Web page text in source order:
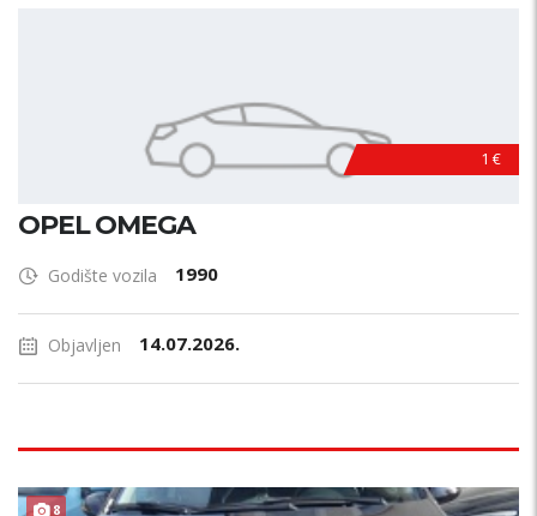
1 €
OPEL OMEGA
Godište vozila 1990
Objavljen 14.07.2026.
8